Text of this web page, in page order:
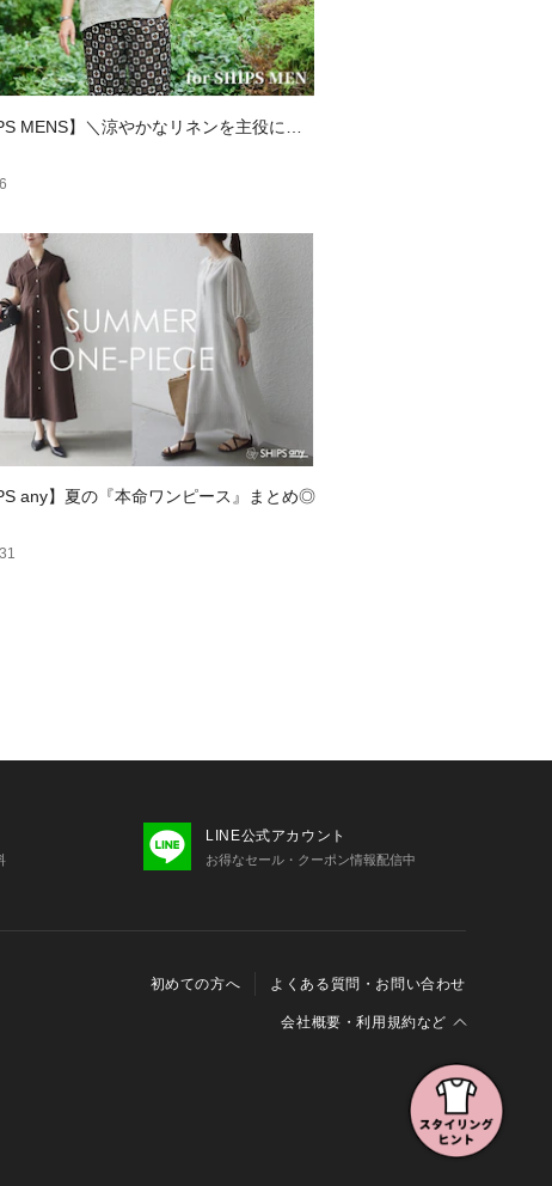
います。
ースリーブワンピース（品番：314-54
濯の後に縮みや型崩れ、斜行（ねじ
でご留意ください。
品の色味が異なって見える場合がご
お色味は、物撮り画像をご参考にして
に、アテンションタグを必ずご確認
取り扱いください。
MENS】＼涼やかなリネンを主役に／
テム特集
any】夏の『本命ワンピース』まとめ◎
LINE公式アカウント
お得なセール・クーポン情報配信中
初めての方へ よくある質問・お問い合わせ
会社概要・利用規約など
特定商取引に関する法律に基づく表示
Cookieおよびアクセスログについて
三井不動産グループ ソーシャルメディアガイドライン